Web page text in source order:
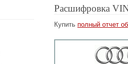
Расшифровка
Купить полный отчет